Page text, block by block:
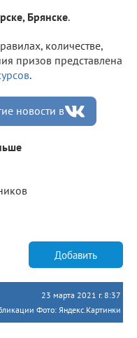
Брянске.
количестве,
призов представлена
.
новости в
Добавить
23 марта 2021 г. 8:37
Фото: Яндекс.Картинки